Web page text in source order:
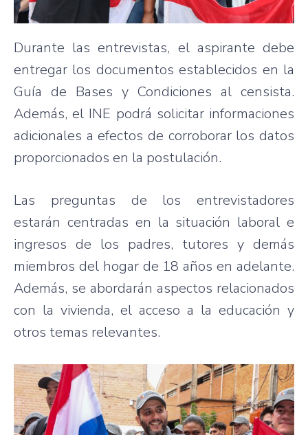
Durante las entrevistas, el aspirante debe
entregar los documentos establecidos en la
Guía de Bases y Condiciones al censista.
Además, el INE podrá solicitar informaciones
adicionales a efectos de corroborar los datos
proporcionados en la postulación.
Las preguntas de los entrevistadores
estarán centradas en la situación laboral e
ingresos de los padres, tutores y demás
miembros del hogar de 18 años en adelante.
Además, se abordarán aspectos relacionados
con la vivienda, el acceso a la educación y
otros temas relevantes.